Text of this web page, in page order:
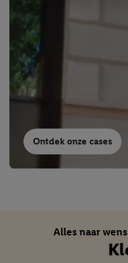
Ontdek onze cases
Alles naar